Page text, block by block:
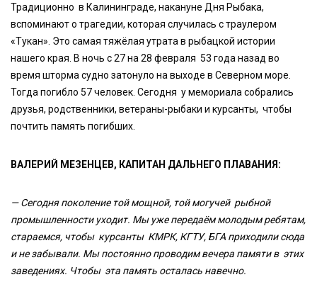
Традиционно в Калининграде, накануне Дня Рыбака,
вспоминают о трагедии, которая случилась с траулером
«Тукан». Это самая тяжёлая утрата в рыбацкой истории
нашего края. В ночь с 27 на 28 февраля 53 года назад во
время шторма судно затонуло на выходе в Северном море.
Тогда погибло 57 человек. Сегодня у мемориала собрались
друзья, родственники, ветераны-рыбаки и курсанты, чтобы
почтить память погибших.
ВАЛЕРИЙ МЕЗЕНЦЕВ, КАПИТАН ДАЛЬНЕГО ПЛАВАНИЯ:
— Сегодня поколение той мощной, той могучей рыбной
промышленности уходит. Мы уже передаём молодым ребятам,
стараемся, чтобы курсанты КМРК, КГТУ, БГА приходили сюда
и не забывали. Мы постоянно проводим вечера памяти в этих
заведениях. Чтобы эта память осталась навечно.